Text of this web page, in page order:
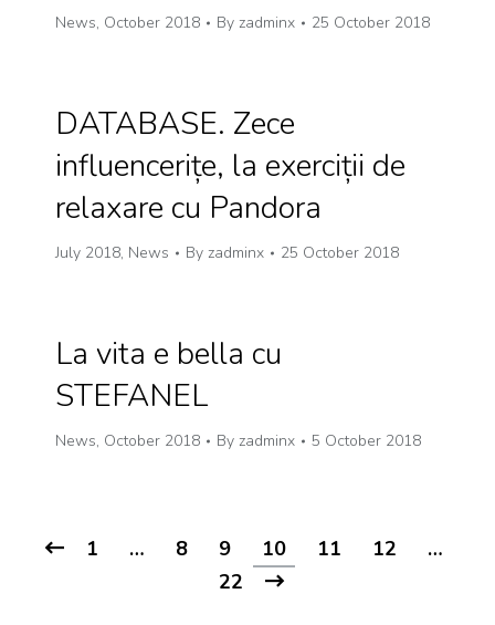
News, October 2018 By zadminx 25 October 2018
DATABASE. Zece
influencerițe, la exerciții de
relaxare cu Pandora
July 2018, News By zadminx 25 October 2018
La vita e bella cu
STEFANEL
News, October 2018 By zadminx 5 October 2018
1 … 8 9 10 11 12
…
22